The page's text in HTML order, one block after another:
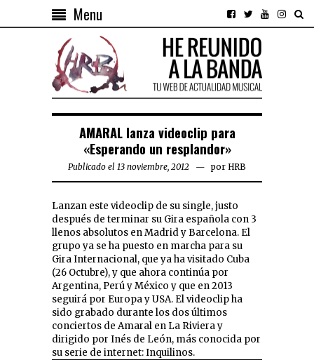
Menu
AMARAL lanza videoclip para
«Esperando un resplandor»
Publicado el 13 noviembre, 2012 por HRB
Lanzan este videoclip de su single, justo
después de terminar su Gira española con 3
llenos absolutos en Madrid y Barcelona. El
grupo ya se ha puesto en marcha para su
Gira Internacional, que ya ha visitado Cuba
(26 Octubre), y que ahora continúa por
Argentina, Perú y México y que en 2013
seguirá por Europa y USA. El videoclip ha
sido grabado durante los dos últimos
conciertos de Amaral en La Riviera y
dirigido por Inés de León, más conocida por
su serie de internet: Inquilinos.